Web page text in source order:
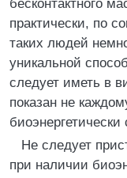
бесконтактного
практически, по
таких людей
уникальной
следует иметь в
показан не
Не следует
при наличии